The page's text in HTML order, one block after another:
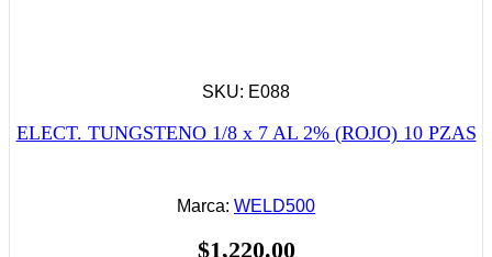
SKU: E088
ELECT. TUNGSTENO 1/8 x 7 AL 2% (ROJO) 10 PZAS
Marca: WELD500
$1,220.00